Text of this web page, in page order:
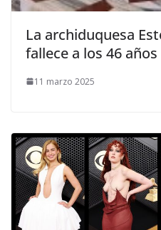
​La archiduquesa
fallece a los 46 años
11 marzo 2025